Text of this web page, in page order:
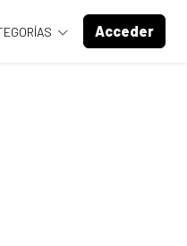
Acceder